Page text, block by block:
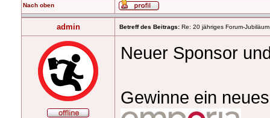
Nach oben
admin Betreff des Beitrags: Re: 20 jähriges Forum-
Neuer Sponsor
Gewinne ein